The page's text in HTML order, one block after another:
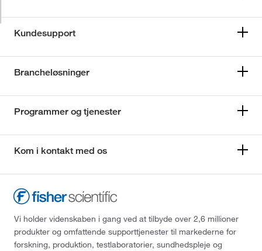
Kundesupport
Brancheløsninger
Programmer og tjenester
Kom i kontakt med os
Vi holder videnskaben i gang ved at tilbyde over 2,6 millioner
produkter og omfattende supporttjenester til markederne for
forskning, produktion, testlaboratorier, sundhedspleje og